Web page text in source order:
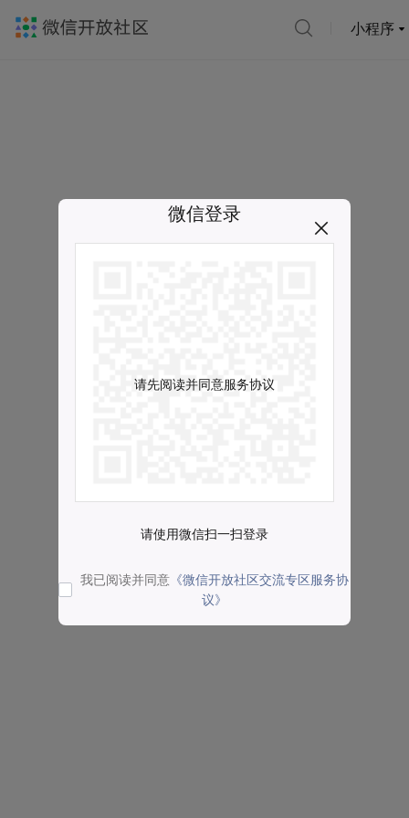
小程序
微信登录
请先阅读并同意服务协议
请使用微信扫一扫登录
我已阅读并同意 《微信开放社区交流专区服务协
议》